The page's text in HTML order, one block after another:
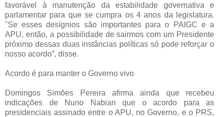
favorável à manutenção da estabilidade governativa e
parlamentar para que se cumpra os 4 anos da legislatura.
"Se esses desígnios são importantes para o PAIGC e a
APU, então, a possibilidade de sairmos com um Presidente
próximo dessas duas instâncias políticas só pode reforçar o
nosso acordo”, disse.
Acordo é para manter o Governo vivo
Domingos Simões Pereira afirma ainda que recebeu
indicações de Nuno Nabian que o acordo para as
presidenciais assinado entre o APU, no Governo, e o PRS,